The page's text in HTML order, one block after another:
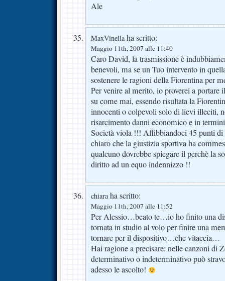
Ale
MaxVinellaha scritto:
Maggio 11th, 2007 alle 11:40
Caro David, la trasmissione è
benevoli, ma se un Tuo intervento in
sostenere le ragioni della Fiorentina per
Per venire al merito, io proverei a portare
su come mai, essendo risultata la
innocenti o colpevoli solo di lievi illeciti,
risarcimento danni economico e in
Società viola !!! Affibbiandoci 45 punti di
chiaro che la giustizia sportiva ha
qualcuno dovrebbe spiegare il perchè la
diritto ad un equo indennizzo !!
chiaraha scritto:
Maggio 11th, 2007 alle 11:52
Per Alessio…beato te…io ho finito una
tornata in studio al volo per finire una
tornare per il dispositivo…che vitaccia…
Hai ragione a precisare: nelle canzoni di
determinativo o indeterminativo può
adesso le ascolto!